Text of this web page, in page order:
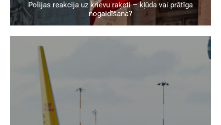
Polijas reakcija uz krievu raķeti – kļūda vai prātīga
nogaidīšana?